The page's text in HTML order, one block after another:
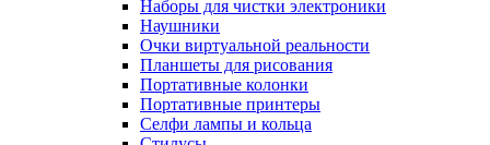
Наборы для чистки электроники
Наушники
Очки виртуальной реальности
Планшеты для рисования
Портативные колонки
Портативные принтеры
Селфи лампы и кольца